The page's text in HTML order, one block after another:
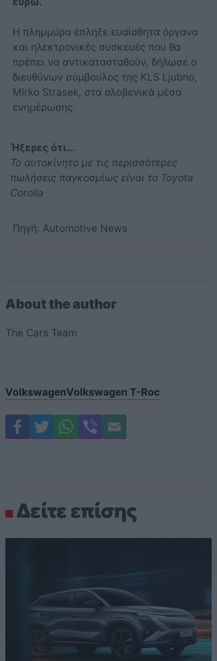
Η πλημμύρα έπληξε ευαίσθητα όργανα
και ηλεκτρονικές συσκευές που θα
πρέπει να αντικατασταθούν, δήλωσε ο
διευθύνων σύμβουλος της KLS Ljubno,
Mirko Strasek, στα σλοβενικά μέσα
ενημέρωσης.
Ήξερες ότι...
Το αυτοκίνητο με τις περισσότερες
πωλήσεις παγκοσμίως είναι το Toyota
Corolla
Πηγή: Automotive News
About the author
The Cars Team
VolkswagenVolkswagen T-Roc
Δείτε επίσης